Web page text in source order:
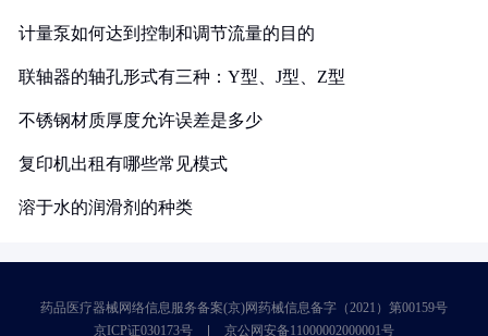
计量泵如何达到控制和调节流量的目的
联轴器的轴孔形式有三种：Y型、J型、Z型
不锈钢材质厚度允许误差是多少
复印机出租有哪些常见模式
溶于水的润滑剂的种类
药品医疗器械网络信息服务备案(京)网药械信息备字（2021）第00159号
京ICP证030173号
京公网安备11000002000001号